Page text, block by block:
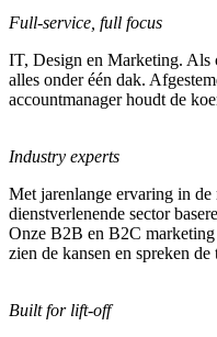
Full-service, full focus
IT, Design en Marketing. Als
alles onder één dak.
accountmanager houdt de
Industry experts
Met jarenlange ervaring in
dienstverlenende sector
Onze B2B en B2C
zien de kansen en spreken
Built for lift-off